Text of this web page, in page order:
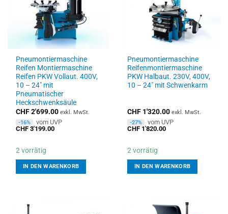
Pneumontiermaschine
Reifen Montiermaschine
Reifen PKW Vollaut. 400V,
10 – 24″ mit
Pneumatischer
Heckschwenksäule
CHF2'699.00 exkl. MwSt.
-16%
vom UVP
CHF 3'199.00
2 vorrätig
IN DEN WARENKORB
Pneumontiermaschine
Reifenmontiermaschine
PKW Halbaut. 230V, 400V,
10 – 24″ mit Schwenkarm
CHF 1'320.00 exkl. MwSt.
-27%
vom UVP
CHF 1'820.00
2 vorrätig
IN DEN WARENKORB